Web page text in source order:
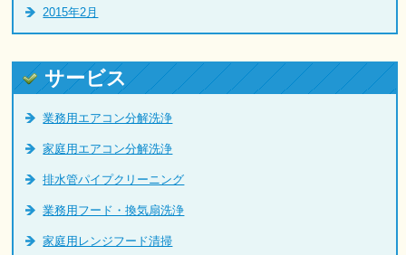
2015年2月
サービス
業務用エアコン分解洗浄
家庭用エアコン分解洗浄
排水管パイプクリーニング
業務用フード・換気扇洗浄
家庭用レンジフード清掃